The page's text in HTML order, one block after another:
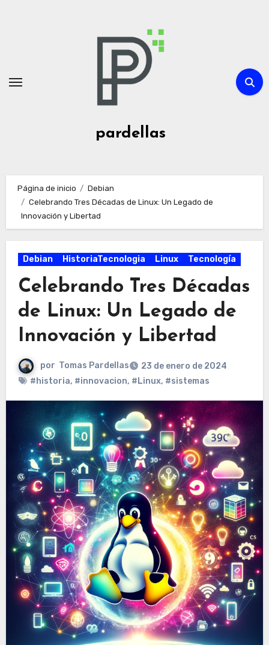
pardellas
Página de inicio
Debian
Celebrando Tres Décadas de Linux: Un Legado de
Innovación y Libertad
Debian HistoriaTecnologia Linux Tecnología
Celebrando Tres Décadas
de Linux: Un Legado de
Innovación y Libertad
por Tomas Pardellas
23 de enero de 2024
#historia, #innovacion, #Linux, #sistemas